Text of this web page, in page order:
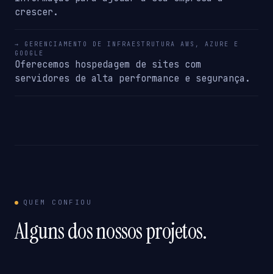
crescer.
→ GERENCIAMENTO DE INFRAESTRUTURA AWS, AZURE E
GOOGLE
Oferecemos hospedagem de sites com
servidores de alta performance e segurança.
QUEM CONFIOU
Alguns dos nossos projetos.